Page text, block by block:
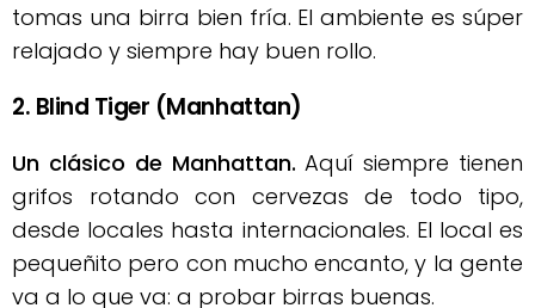
tomas una birra bien fría. El ambiente es súper
relajado y siempre hay buen rollo.
2. Blind Tiger (Manhattan)
Un clásico de Manhattan. Aquí siempre tienen
grifos rotando con cervezas de todo tipo,
desde locales hasta internacionales. El local es
pequeñito pero con mucho encanto, y la gente
va a lo que va: a probar birras buenas.